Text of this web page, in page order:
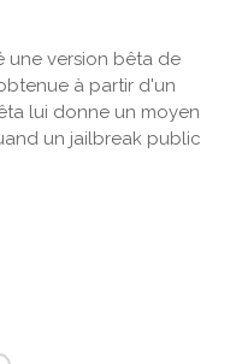
une version bêta de
à partir d'un
lui donne un moyen
un jailbreak public